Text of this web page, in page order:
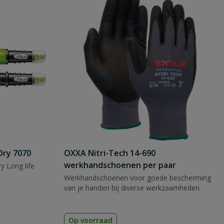
7070
Long life
OXXA Nitri-Tech 14-690
werkhandschoenen per paar
Werkhandschoenen voor goede bescherming
van je handen bij diverse werkzaamheden.
Op voorraad